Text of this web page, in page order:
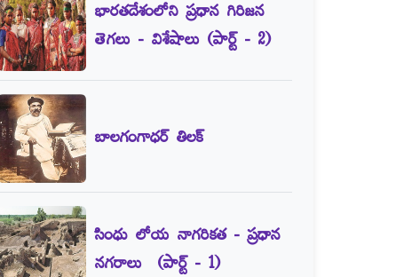
భారతదేశంలోని ప్రధాన గిరిజన
తెగలు - విశేషాలు (పార్ట్‌ - 2)
బాలగంగాధర్‌ తిలక్‌
సింధు లోయ నాగరికత - ప్రధాన
నగరాలు (పార్ట్‌ - 1)